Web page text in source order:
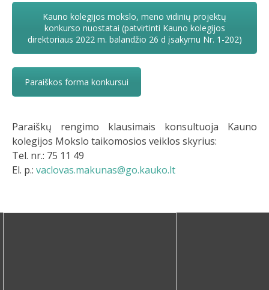
Kauno kolegijos mokslo, meno vidinių projektų
konkurso nuostatai (patvirtinti Kauno kolegijos
direktoriaus 2022 m. balandžio 26 d įsakymu Nr. 1-202)
Paraiškos forma konkursui
Paraiškų rengimo klausimais konsultuoja Kauno
kolegijos Mokslo taikomosios veiklos skyrius:
Tel. nr.: 75 11 49
El. p.: vaclovas.makunas@go.kauko.lt